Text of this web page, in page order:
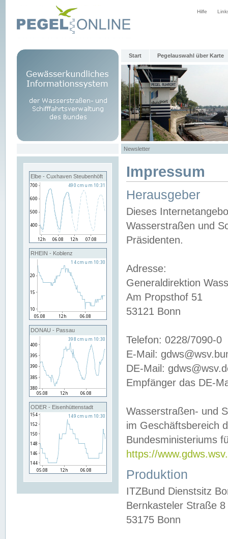
Hilfe
Start Pegelauswahl über Karte
Newsletter
Elbe - Cuxhaven Steubenhöft
RHEIN - Koblenz
DONAU - Passau
ODER - Eisenhüttenstadt
Impressum
Herausgeber
Dieses
Wasserstraßen und
Präsidenten.
Adresse:
Generaldirektion
Am Propsthof 51
53121 Bonn
Telefon: 0228/7090-0
E-Mail:
DE-Mail:
Empfänger das DE-
Wasserstraßen- und
im Geschäftsbereich
Bundesministeriums
https://
Produktion
ITZBund Dienstsitz
Bernkasteler Straße 8
53175 Bonn